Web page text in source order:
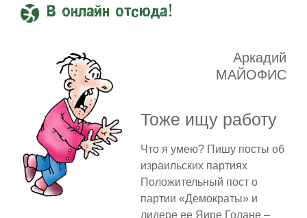
В онлайн отсюда!
Аркадий
МАЙОФИС
Тоже ищу работу
Что я умею? Пишу посты об
израильских партиях
Положительный пост о
партии «Демократы» и
лидере ее Яире Голане –